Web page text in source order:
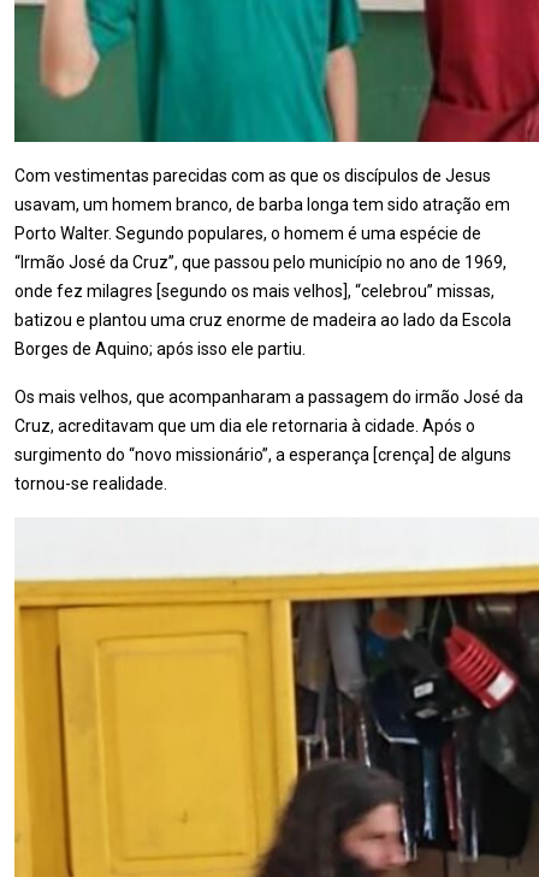
Com vestimentas parecidas com as que os discípulos de Jesus
usavam, um homem branco, de barba longa tem sido atração em
Porto Walter. Segundo populares, o homem é uma espécie de
“Irmão José da Cruz”, que passou pelo município no ano de 1969,
onde fez milagres [segundo os mais velhos], “celebrou” missas,
batizou e plantou uma cruz enorme de madeira ao lado da Escola
Borges de Aquino; após isso ele partiu.
Os mais velhos, que acompanharam a passagem do irmão José da
Cruz, acreditavam que um dia ele retornaria à cidade. Após o
surgimento do “novo missionário”, a esperança [crença] de alguns
tornou-se realidade.